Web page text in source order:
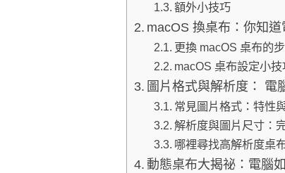
額外小技巧
macOS 換桌布：你知
更換 macOS 桌布的
macOS 桌布設定小技
圖片格式與解析度： 電
常見圖片格式：特性
解析度與圖片尺寸：
哪裡尋找高解析度桌
動態桌布大揭祕：電腦